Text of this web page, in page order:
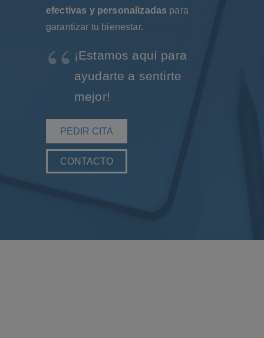
efectivas y personalizadas para
garantizar tu bienestar.
¡Estamos aquí para
ayudarte a sentirte
mejor!
PEDIR CITA
CONTACTO